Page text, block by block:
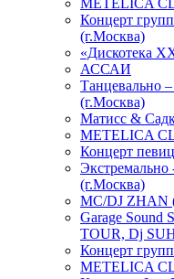
METELICA
Концерт
(г.Москва)
«Дискотека
АССАИ
Танцевально
(г.Москва)
Матисс &
METELICA
Концерт
(г.Москва)
МС/DJ ZHAN
Garage Sound
TOUR, Dj
Концерт
METELICA